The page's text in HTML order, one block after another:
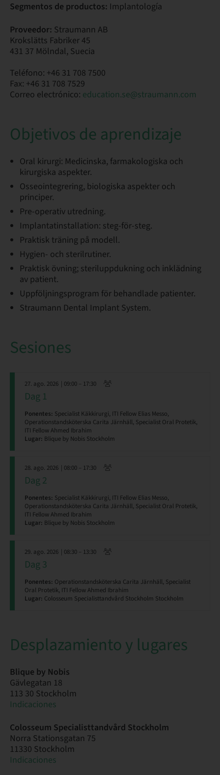
Segmentos de productos: Implantología
Proveedor: Straumann AB
Krokslätts Fabriker 45
431 37 Mölndal, Suecia
Teléfono: +46 31 708 7500
Fax: +46 31 708 7529
Correo electrónico: education.se@straumann.com
Objetivos de aprendizaje
Oral kirurgi: Medicinska, farmakologiska och
kirurgiska aspekter.
Osseointegrering, biologiska aspekter och
principer.
Pre-operativ utredning.
Implantatinstallation: steg-för-steg.
Praktisk träning på modell.
Hygien- och sterilrutiner.
Praktisk övning; steriluppdukning och inklädning
av patient.
Uppföljningsprogram för behandlade patienter.
Straumann Dental Implant System.
Sesiones
27. ago. 2026 | 09:00 – 17:30
Dag 1
Ponentes: Specialist Käkkirurgi, ITI Fellow Elias Messo,
Operationstandsköterska Carita Järnhäll, Specialist Oral Protetik,
ITI Fellow Ahmed Ibrahim
Lugar: Blique by Nobis Stockholm
28. ago. 2026 | 08:00 – 17:30
Dag 2
Ponentes: Specialist Käkkirurgi, ITI Fellow Elias Messo,
Operationstandsköterska Carita Järnhäll, Specialist Oral Protetik,
ITI Fellow Ahmed Ibrahim
Lugar: Blique by Nobis Stockholm
29. ago. 2026 | 08:30 – 13:30
Dag 3
Ponentes: Operationstandsköterska Carita Järnhäll, Specialist
Oral Protetik, ITI Fellow Ahmed Ibrahim
Lugar: Colosseum Specialisttandvård Stockholm Stockholm
Desplazamiento y lugares
Blique by Nobis
Gävlegatan 18
113 30 Stockholm
Indicaciones
Colosseum Specialisttandvård Stockholm
Norra Stationsgatan 75
11330 Stockholm
Indicaciones